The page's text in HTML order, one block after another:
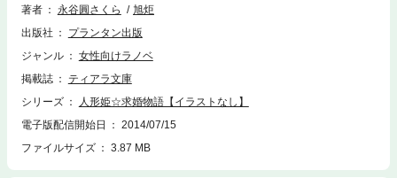
から意外な贈り物が――？※この作品は【イラストなし】です。紙書籍に
い。
著者 永谷圓さくら
旭炬
出版社
プランタン出版
ジャンル
女性向けラノベ
掲載誌
ティアラ文庫
シリーズ
人形姫☆求婚物語【イラストなし】
電子版配信開始日
2014/07/15
ファイルサイズ
3.87 MB